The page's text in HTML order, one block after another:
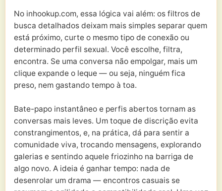
No inhookup.com, essa lógica vai além: os filtros de
busca detalhados deixam mais simples separar quem
está próximo, curte o mesmo tipo de conexão ou
determinado perfil sexual. Você escolhe, filtra,
encontra. Se uma conversa não empolgar, mais um
clique expande o leque — ou seja, ninguém fica
preso, nem gastando tempo à toa.
Bate-papo instantâneo e perfis abertos tornam as
conversas mais leves. Um toque de discrição evita
constrangimentos, e, na prática, dá para sentir a
comunidade viva, trocando mensagens, explorando
galerias e sentindo aquele friozinho na barriga de
algo novo. A ideia é ganhar tempo: nada de
desenrolar um drama — encontros casuais se